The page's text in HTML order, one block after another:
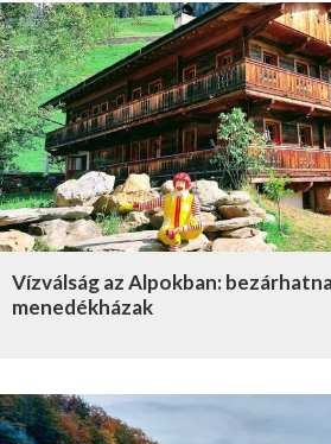
Vízválság az Alpokban:
menedékházak